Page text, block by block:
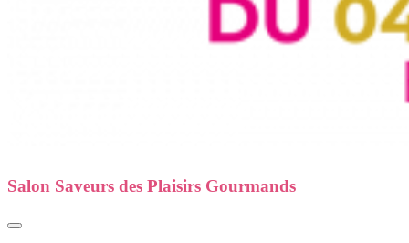
Salon Saveurs des Plaisirs Gourmands